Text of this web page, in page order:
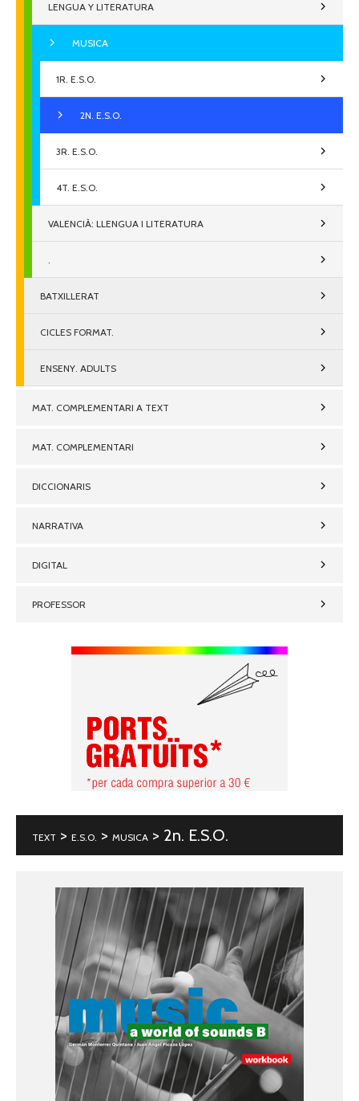
LENGUA Y LITERATURA
MUSICA
1R. E.S.O.
2N. E.S.O.
3R. E.S.O.
4T. E.S.O.
VALENCIÀ: LLENGUA I LITERATURA
.
BATXILLERAT
CICLES FORMAT.
ENSENY. ADULTS
MAT. COMPLEMENTARI A TEXT
MAT. COMPLEMENTARI
DICCIONARIS
NARRATIVA
DIGITAL
PROFESSOR
TEXT > E.S.O. > MUSICA > 2n. E.S.O.